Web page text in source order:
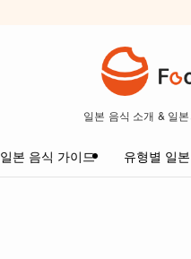
일본 음식 소개 & 일
일본 음식 가이드 유형별 일